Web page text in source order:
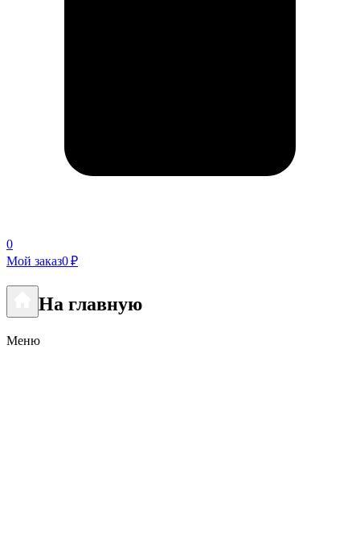
0
Мой заказ0 ₽
На главную
Меню